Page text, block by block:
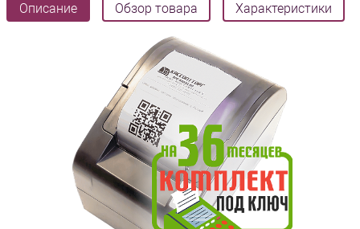
Описание Обзор товара Характеристики